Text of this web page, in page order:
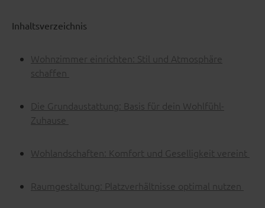
Inhaltsverzeichnis
Wohnzimmer einrichten: Stil und Atmosphäre
schaffen
Die Grundaustattung: Basis für dein Wohlfühl-
Zuhause
Wohlandschaften: Komfort und Geselligkeit vereint
Raumgestaltung: Platzverhältnisse optimal nutzen